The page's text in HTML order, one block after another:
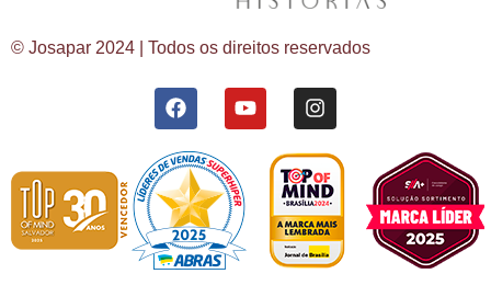
© Josapar 2024 | Todos os direitos reservados